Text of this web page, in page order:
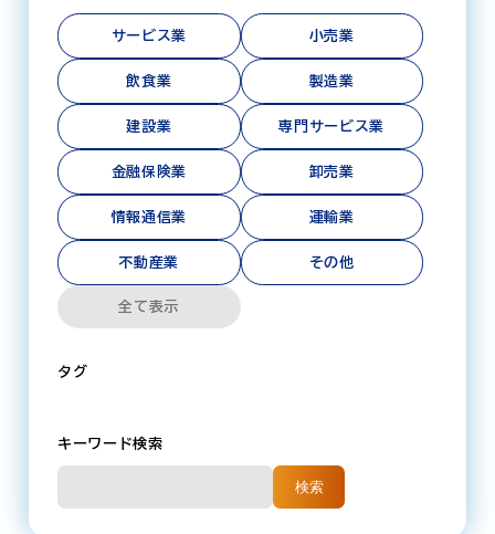
サービス業 小売業
飲食業 製造業
建設業 専門サービス業
金融保険業 卸売業
情報通信業 運輸業
不動産業 その他
全て表示
タグ
キーワード検索
検索